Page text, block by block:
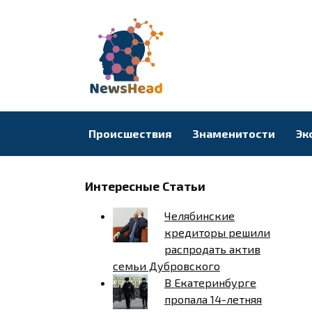
Происшествия Знаменитости
Интересные Статьи
Челябинские
кредиторы решили
распродать актив
семьи Дубровского
В Екатеринбурге
пропала 14-летняя